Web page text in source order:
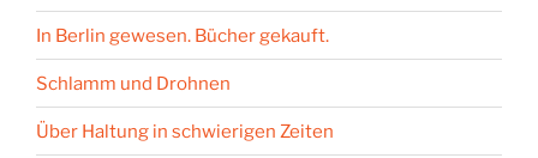
In Berlin gewesen. Bücher gekauft.
Schlamm und Drohnen
Über Haltung in schwierigen Zeiten